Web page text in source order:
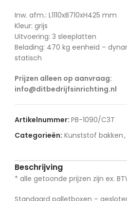
Inw. afm.: L1110xB710xH425 mm
Kleur: grijs
Uitvoering: 3 sleeplatten
Belading: 470 kg eenheid –
statisch
Prijzen alleen op aanvraag:
info@ditbedrijfsinrichting.nl
Artikelnummer: PB-1090/C3T
Categorieën: Kunststof bakken,
Beschrijving
* alle getoonde prijzen zijn ex.
Standaard palletboxen –